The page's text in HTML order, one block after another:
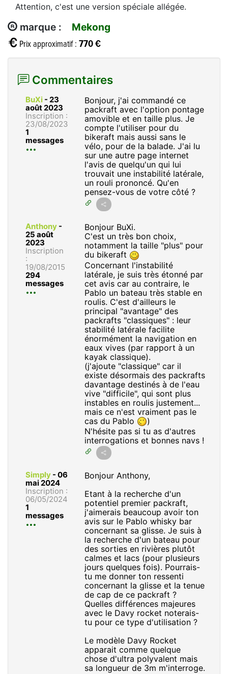
Attention, c'est une version spéciale allégée.
marque : Mekong
Prix approximatif : 770 €
Commentaires
BuXi - 23
août 2023
Inscription :
23/08/2023
1
messages
Bonjour, j'ai commandé ce
packraft avec l'option pontage
amovible et en taille plus. Je
compte l'utiliser pour du
bikeraft mais aussi sans le
vélo, pour de la balade. J'ai lu
sur une autre page internet
l'avis de quelqu'un qui lui
trouvait une instabilité latérale,
un rouli prononcé. Qu'en
pensez-vous de votre côté ?
Anthony -
25 août
2023
Inscription
:
19/08/2015
294
messages
Bonjour BuXi.
C'est un très bon choix,
notamment la taille "plus" pour
du bikeraft
Concernant l'instabilité
latérale, je suis très étonné par
cet avis car au contraire, le
Pablo un bateau très stable en
roulis. C'est d'ailleurs le
principal "avantage" des
packrafts "classiques" : leur
stabilité latérale facilite
énormément la navigation en
eaux vives (par rapport à un
kayak classique).
(j'ajoute "classique" car il
existe désormais des packrafts
davantage destinés à de l'eau
vive "difficile", qui sont plus
instables en roulis justement...
mais ce n'est vraiment pas le
cas du Pablo
)
N'hésite pas si tu as d'autres
interrogations et bonnes navs !
Simply - 06
mai 2024
Inscription :
06/05/2024
1
messages
Bonjour Anthony,
Etant à la recherche d'un
potentiel premier packraft,
j'aimerais beaucoup avoir ton
avis sur le Pablo whisky bar
concernant sa glisse. Je suis à
la recherche d'un bateau pour
des sorties en rivières plutôt
calmes et lacs (pour plusieurs
jours quelques fois). Pourrais-
tu me donner ton ressenti
concernant la glisse et la tenue
de cap de ce packraft ?
Quelles différences majeures
avec le Davy rocket noterais-
tu pour ce type d'utilisation ?
Le modèle Davy Rocket
apparait comme quelque
chose d'ultra polyvalent mais
sa longueur de 3m m'interroge.